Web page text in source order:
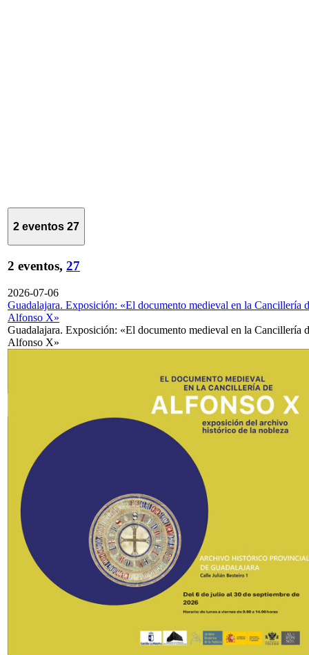
2 eventos 27
2 eventos, 27
2026-07-06
Guadalajara. Exposición: «El documento medieval en la Cancillería
Alfonso X»
Guadalajara. Exposición: «El documento medieval en la Cancillería
Alfonso X»